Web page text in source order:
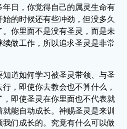
日，你觉得自己的属灵生命有
的时候还有些冲劲，但没多久
你里面不是没有圣灵，而是未
做工作，所以追求圣灵是非常
道如何学习被圣灵带领、与圣
，即使你去教会也不算什么，
即使圣灵在你里面也不代表就
能自动成长。神赐圣灵是来训
们成长的。究竟有什么可以做